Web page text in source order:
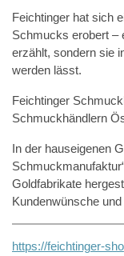
Feichtinger hat sich
Schmucks erobert –
erzählt, sondern sie
werden lässt.
Feichtinger
Schmuckhändlern
In der hauseigenen
Goldfabrikate
Kundenwünsche
https://feichtinger-